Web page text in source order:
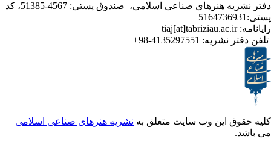
دفتر نشریه هنرهای صناعی اسلامی، صندوق پستی: 4567-51385، کد
نشریه:4135297551-98+
این وب سایت متعلق بهنشریه هنرهای صناعی اسلامی